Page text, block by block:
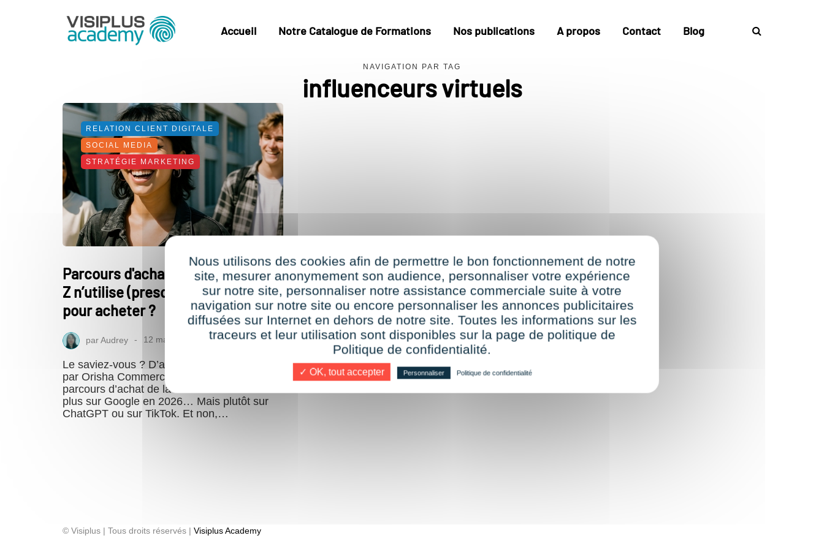
Accueil Notre Catalogue de Formations Nos publications A propos Contact Blog
NAVIGATION PAR TAG
influenceurs virtuels
RELATION CLIENT DIGITALE
SOCIAL MEDIA
STRATÉGIE MARKETING
Parcours d'achat : pourquoi la Gen
Z n’utilise (presque) plus Google
pour acheter ?
parAudrey 12 mai 2026
Le saviez-vous ? D’après une étude menée
par Orisha Commerce et OpinionWay, le
parcours d’achat de la Gen Z ne commence
plus sur Google en 2026… Mais plutôt sur
ChatGPT ou sur TikTok. Et non,…
© Visiplus | Tous droits réservés | Visiplus Academy
Nous utilisons des cookies afin de permettre le bon fonctionnement de notre
site, mesurer anonymement son audience, personnaliser votre expérience
sur notre site, personnaliser notre assistance commerciale suite à votre
navigation sur notre site ou encore personnaliser les annonces publicitaires
diffusées sur Internet en dehors de notre site. Toutes les informations sur les
traceurs et leur utilisation sont disponibles sur la page de politique de
Politique de confidentialité.
✓ OK, tout accepter Personnaliser Politique de confidentialité